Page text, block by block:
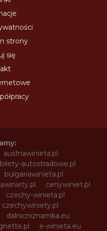
strony
się
austriawinieta.pl
bilety-autostradowe.pl
bulgariawinieta.pl
cenywiniet.pl
czechy-winieta.pl
czechywiniety.pl
dalnicniznamka.eu
e-winieta.eu